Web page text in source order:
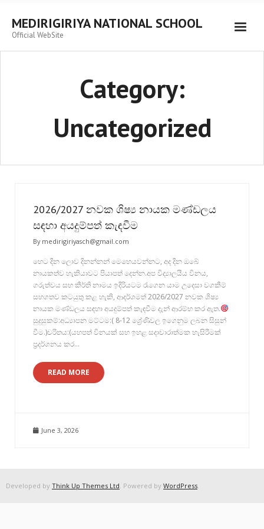
MEDIRIGIRIYA NATIONAL SCHOOL
Official WebSite
Category:
Uncategorized
2026/2027 නවක ශිෂ්‍ය නායක මණ්ඩලය
සඳහා අයදුම්පත් කැඳවීම
By medirigiriyasch@gmail.com
හෙට දින ලොව දිනන්නන් මෙහෙයවන්නට, අද දින ඔබේ
නායකත්ව හැකියාවට පියාපත් දෙන්න.අප විද්‍යාලයීය විනය,
ගරුත්වය සහ කීර්ති නාමය ඉදිරියටම රැගෙන යාම උදෙසා වගකීම්
සහගතව කටයුතු කළ හැකි, ආදර්ශමත් 2026/2027 නවක ශිෂ්‍ය
නායක මණ්ඩලය සඳහා අයදුම්පත් කැඳවීම දැන් ආරම්භ කර ඇත.
සුදුසුකම්:අධ්‍යාපන මට්ටම:( 8-12 ශ්‍රේණිවල ඉගෙනුම ලබන සිසුන්
වීම.)චරිතය:(යහපත් විනයක් සහ ඉහළ සදාචාරාත්මක හැසිරීමක්
ප්‍රදර්ශනය කර…
READ MORE
June 3, 2026
Developed by Think Up Themes Ltd. Powered by WordPress.